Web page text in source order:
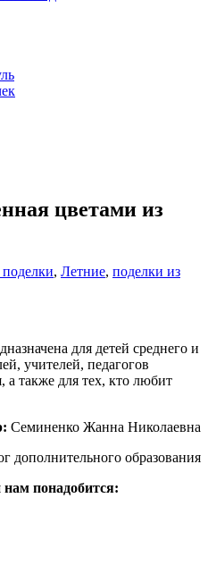
цветами из
, Летние, поделки из
для детей среднего и
учителей, педагогов
а также для тех, кто любит
Семиненко Жанна Николаевна
дополнительного образования
понадобится: